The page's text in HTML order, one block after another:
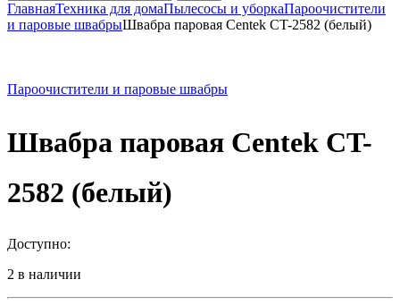
ГлавнаяТехника для домаПылесосы и уборкаПароочистители
и паровые швабрыШвабра паровая Centek CT-2582 (белый)
Пароочистители и паровые швабры
Швабра паровая Centek CT-
2582 (белый)
Доступно:
2 в наличии